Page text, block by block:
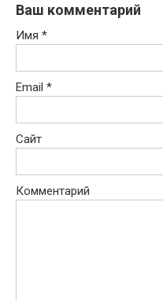
Ваш комментарий
Имя *
Email *
Сайт
Комментарий